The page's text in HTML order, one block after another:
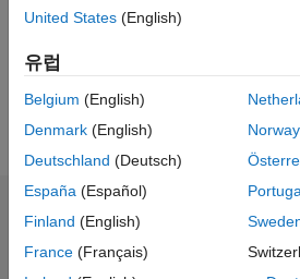
대시보드
United States (English)
유럽
Belgium (English)
Denmark (English)
Deutschland (Deutsch)
España (Español)
Finland (English)
France (Français)
Norway